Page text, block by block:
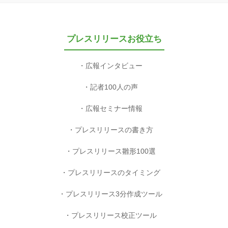
プレスリリースお役立ち
広報インタビュー
記者100人の声
広報セミナー情報
プレスリリースの書き方
プレスリリース雛形100選
プレスリリースのタイミング
プレスリリース3分作成ツール
プレスリリース校正ツール